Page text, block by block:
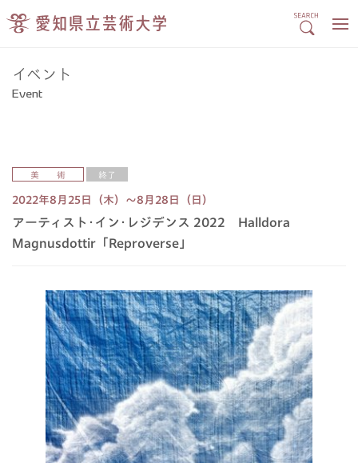
イベント
Event
美 術 終了
2022年8月25日（木）～8月28日（日）
アーティスト･イン･レジデンス 2022 Halldora
Magnusdottir「Reproverse」